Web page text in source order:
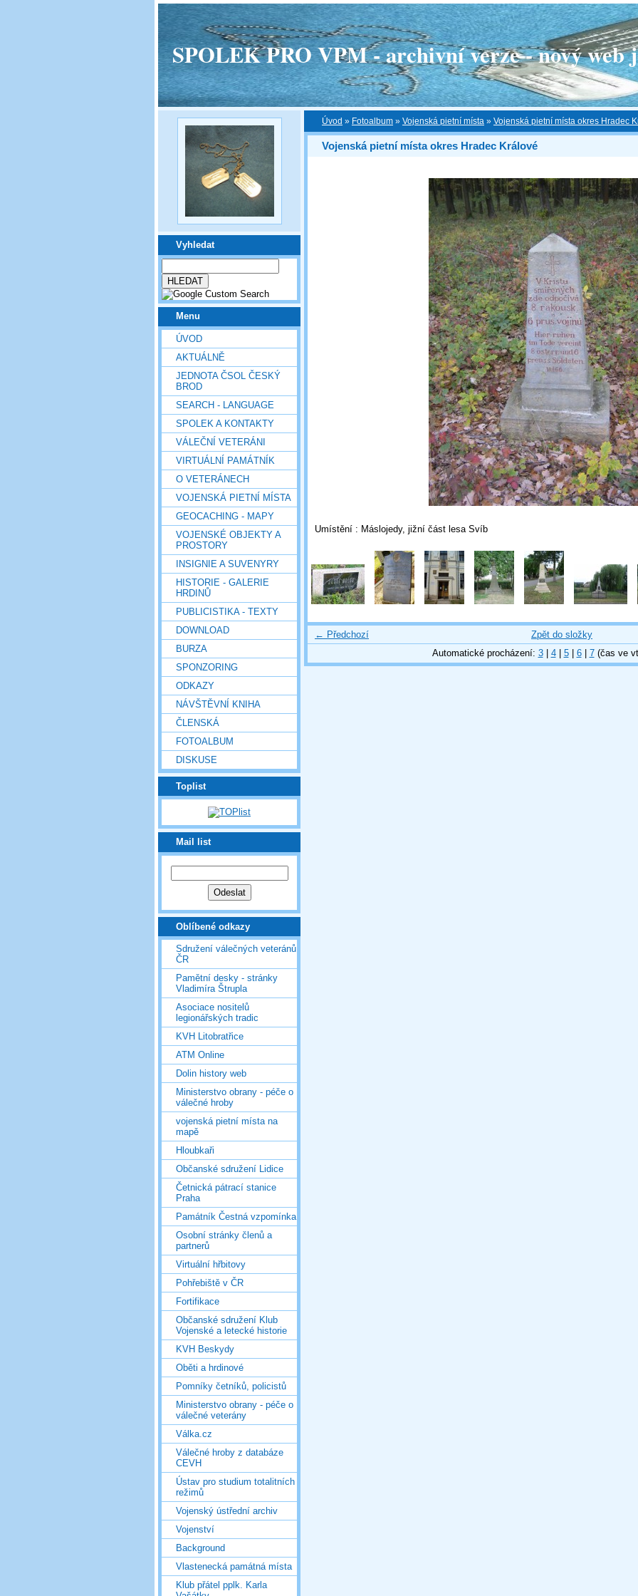
SPOLEK PRO VPM - archivní verze - nový web
Vyhledat
Menu
ÚVOD
AKTUÁLNĚ
JEDNOTA ČSOL ČESKÝ
BROD
SEARCH - LANGUAGE
SPOLEK A KONTAKTY
VÁLEČNÍ VETERÁNI
VIRTUÁLNÍ PAMÁTNÍK
O VETERÁNECH
VOJENSKÁ PIETNÍ MÍSTA
GEOCACHING - MAPY
VOJENSKÉ OBJEKTY A
PROSTORY
INSIGNIE A SUVENYRY
HISTORIE - GALERIE
HRDINŮ
PUBLICISTIKA - TEXTY
DOWNLOAD
BURZA
SPONZORING
ODKAZY
NÁVŠTĚVNÍ KNIHA
ČLENSKÁ
FOTOALBUM
DISKUSE
Toplist
Mail list
Oblíbené odkazy
Sdružení válečných veteránů
ČR
Pamětní desky - stránky
Vladimíra Štrupla
Asociace nositelů
legionářských tradic
KVH Litobratřice
ATM Online
Dolin history web
Ministerstvo obrany - péče o
válečné hroby
vojenská pietní místa na
mapě
Hloubkaři
Občanské sdružení Lidice
Četnická pátrací stanice
Praha
Památník Čestná vzpomínka
Osobní stránky členů a
partnerů
Virtuální hřbitovy
Pohřebiště v ČR
Fortifikace
Občanské sdružení Klub
Vojenské a letecké historie
KVH Beskydy
Oběti a hrdinové
Pomníky četníků, policistů
Ministerstvo obrany - péče o
válečné veterány
Válka.cz
Válečné hroby z databáze
CEVH
Ústav pro studium totalitních
režimů
Vojenský ústřední archiv
Vojenství
Background
Vlastenecká památná místa
Klub přátel pplk. Karla
Úvod » Fotoalbum » Vojenská pietní místa » Vojenská pietní místa okres Hradec
Vojenská pietní místa okres Hradec Králové
Umístění : Máslojedy, jižní část lesa Svíb
← Předchozí
Zpět do složky
Automatické procházení: 3| 4| 5| 6| 7(čas ve